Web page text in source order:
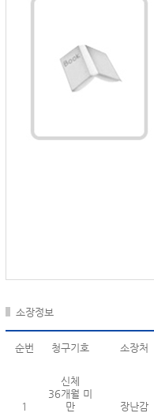
소장정보
순번 청구기호 소장처
1
신체
36개월 미
만
장난감